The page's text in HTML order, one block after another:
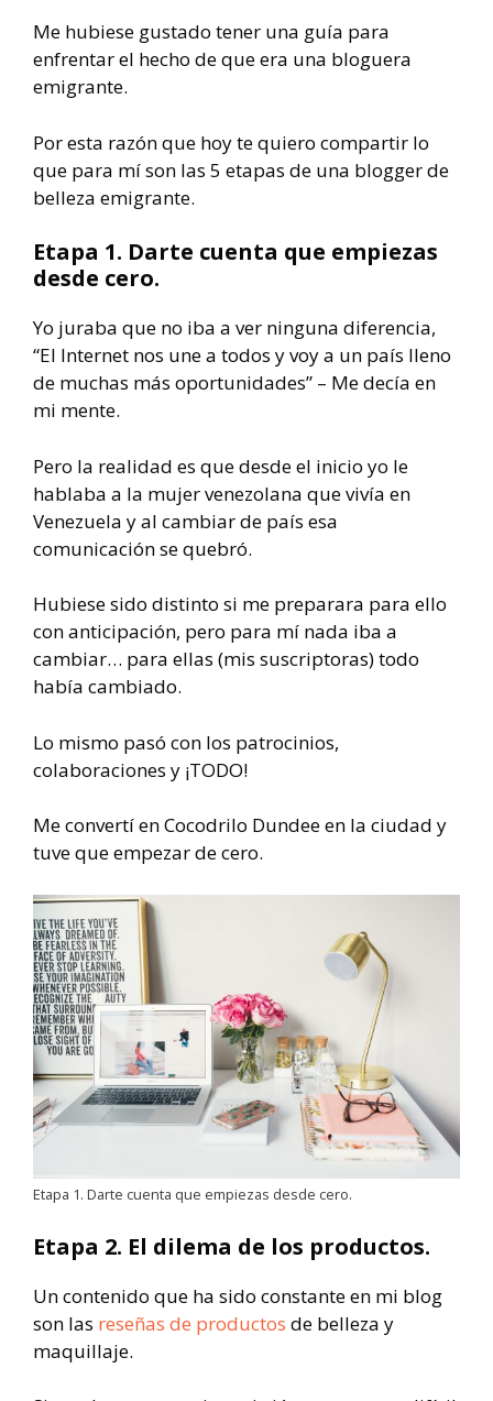
Me hubiese gustado tener una guía para
enfrentar el hecho de que era una bloguera
emigrante.
Por esta razón que hoy te quiero compartir lo
que para mí son las 5 etapas de una blogger de
belleza emigrante.
Etapa 1. Darte cuenta que empiezas
desde cero.
Yo juraba que no iba a ver ninguna diferencia,
“El Internet nos une a todos y voy a un país lleno
de muchas más oportunidades” – Me decía en
mi mente.
Pero la realidad es que desde el inicio yo le
hablaba a la mujer venezolana que vivía en
Venezuela y al cambiar de país esa
comunicación se quebró.
Hubiese sido distinto si me preparara para ello
con anticipación, pero para mí nada iba a
cambiar… para ellas (mis suscriptoras) todo
había cambiado.
Lo mismo pasó con los patrocinios,
colaboraciones y ¡TODO!
Me convertí en Cocodrilo Dundee en la ciudad y
tuve que empezar de cero.
Etapa 1. Darte cuenta que empiezas desde cero.
Etapa 2. El dilema de los productos.
Un contenido que ha sido constante en mi blog
son las reseñas de productos de belleza y
maquillaje.